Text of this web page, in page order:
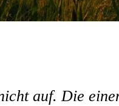
auf. Die